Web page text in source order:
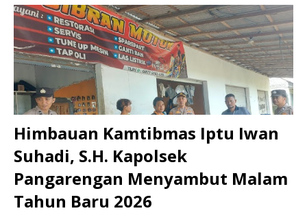
Himbauan Kamtibmas Iptu Iwan
Suhadi, S.H. Kapolsek
Pangarengan Menyambut Malam
Tahun Baru 2026